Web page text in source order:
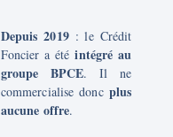
Depuis 2019: le Crédit
Foncier a étéintégré au
groupe BPCE. Il ne
commercialise donc plus
aucune offre.